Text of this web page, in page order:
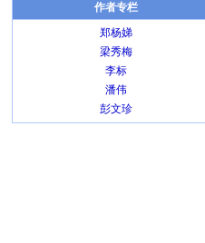
作者专栏
郑杨娣
梁秀梅
李标
潘伟
彭文珍